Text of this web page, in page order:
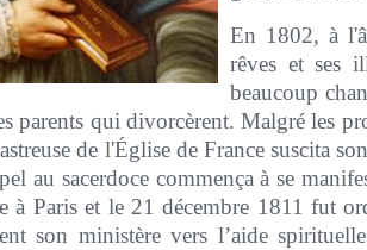
En 1802, à
rêves et ses
beaucoup
parents qui divorcèrent. Malgré les
de l'Église de France suscita
au sacerdoce commença à se
à Paris et le 21 décembre 1811 fut
son ministère vers l’aide